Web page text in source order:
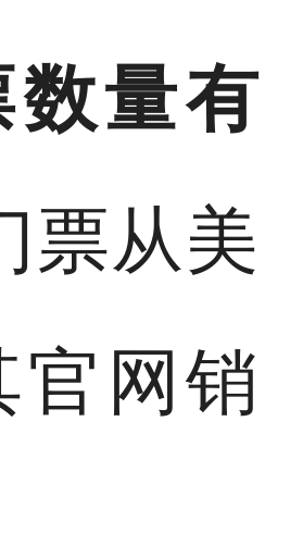
量有
票从美
官网销